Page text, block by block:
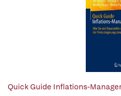
Quick Guide Inflations-